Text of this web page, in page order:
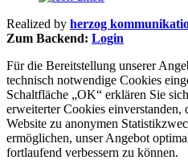
Realized by herzog
Zum Backend: Login
Für die Bereitstellung unserer
technisch notwendige Cookies
Schaltfläche „OK“ erklären Sie
erweiterter Cookies einverstanden,
Website zu anonymen
ermöglichen, unser Angebot
fortlaufend verbessern zu können.